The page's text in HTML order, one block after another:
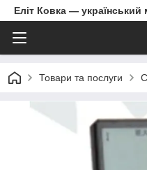
Еліт Ковка —
Товари та послуги